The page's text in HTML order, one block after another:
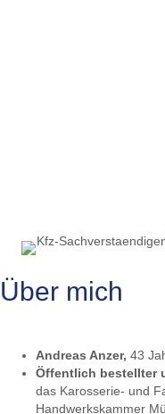
Über mich
Andreas Anzer, 43
Öffentlich bestellter
das Karosserie- und
Handwerkskammer